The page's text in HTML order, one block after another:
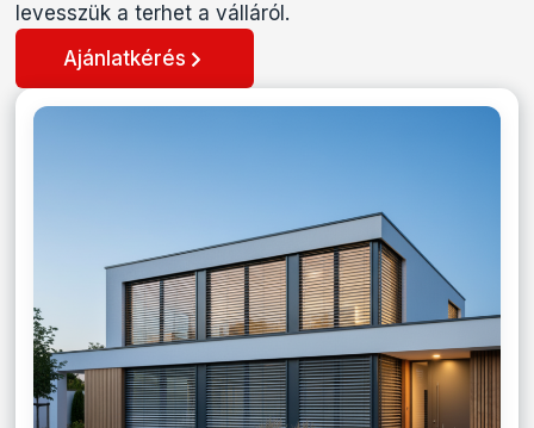
levesszük a terhet a válláról.
Ajánlatkérés